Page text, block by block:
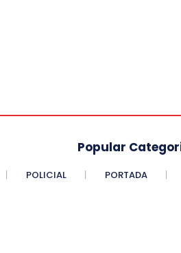
Popular
POLICIAL PORTADA